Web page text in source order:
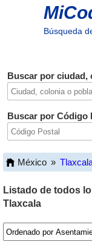
Búsqueda
Buscar por ciudad,
Buscar por Código
México »
Listado de todos
Tlaxcala